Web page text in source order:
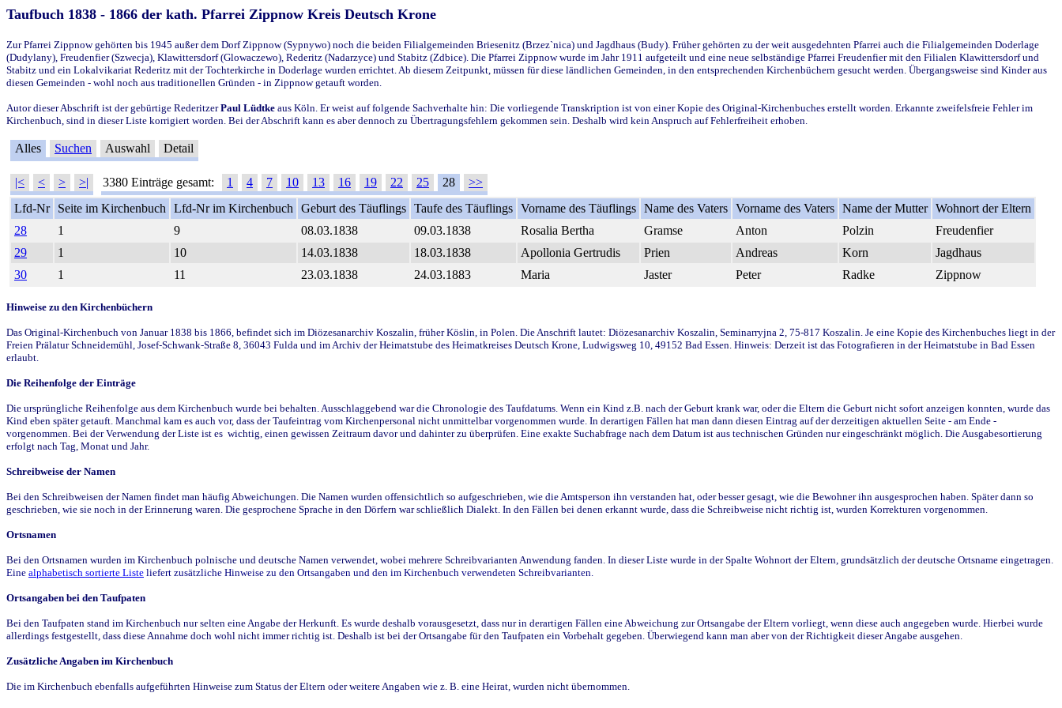
Taufbuch 1838 - 1866 der kath. Pfarrei Zippnow Kreis Deutsch Krone
Zur Pfarrei Zippnow gehörten bis 1945 außer dem Dorf Zippnow (Sypnywo) noch die beiden Filialgemeinden Briesenitz (Brzez`nica) und Jagdhaus (Budy). Früher gehörten zu der weit ausgedehnten Pfarrei auch die Filialgemeinden Doderlage
(Dudylany), Freudenfier (Szwecja), Klawittersdorf (Glowaczewo), Rederitz (Nadarzyce) und Stabitz (Zdbice). Die Pfarrei Zippnow wurde im Jahr 1911 aufgeteilt und eine neue selbständige Pfarrei Freudenfier mit den Filialen Klawittersdorf und
Stabitz und ein Lokalvikariat Rederitz mit der Tochterkirche in Doderlage wurden errichtet. Ab diesem Zeitpunkt, müssen für diese ländlichen Gemeinden, in den entsprechenden Kirchenbüchern gesucht werden. Übergangsweise sind Kinder aus
diesen Gemeinden - wohl noch aus traditionellen Gründen - in Zippnow getauft worden.
Autor dieser Abschrift ist der gebürtige RederitzerPaul Lüdtke aus Köln. Er weist auf folgende Sachverhalte hin: Die vorliegende Transkription ist von einer Kopie des Original-Kirchenbuches erstellt worden. Erkannte zweifelsfreie Fehler im
Kirchenbuch, sind in dieser Liste korrigiert worden. Bei der Abschrift kann es aber dennoch zu Übertragungsfehlern gekommen sein. Deshalb wird kein Anspruch auf Fehlerfreiheit erhoben.
Alles Suchen Auswahl Detail
|< < > >| 3380 Einträge gesamt: 1 4 7 10 13 16 19 22 25 28
>>
Lfd-Nr
Seite im Kirchenbuch Lfd-Nr im Kirchenbuch Geburt des Täuflings Taufe des Täuflings Vorname des Täuflings Name des Vaters Vorname des Vaters Name der Mutter Wohnort der Eltern
28
1 9 08.03.1838 09.03.1838 Rosalia Bertha Gramse Anton Polzin
Freudenfier
29
1 10 14.03.1838 18.03.1838 Apollonia Gertrudis Prien Andreas Korn
Jagdhaus
30
1 11 23.03.1838 24.03.1883 Maria Jaster Peter Radke Zippnow
Hinweise zu den Kirchenbüchern
Das Original-Kirchenbuch von Januar 1838 bis 1866, befindet sich im Diözesanarchiv Koszalin, früher Köslin, in Polen. Die Anschrift lautet: Diözesanarchiv Koszalin, Seminarryjna 2, 75-817 Koszalin. Je eine Kopie des Kirchenbuches liegt in der
Freien Prälatur Schneidemühl, Josef-Schwank-Straße 8, 36043 Fulda und im Archiv der Heimatstube des Heimatkreises Deutsch Krone, Ludwigsweg 10, 49152 Bad Essen. Hinweis: Derzeit ist das Fotografieren in der Heimatstube in Bad Essen
erlaubt.
Die Reihenfolge der Einträge
Die ursprüngliche Reihenfolge aus dem Kirchenbuch wurde bei behalten. Ausschlaggebend war die Chronologie des Taufdatums. Wenn ein Kind z.B. nach der Geburt krank war, oder die Eltern die Geburt nicht sofort anzeigen konnten, wurde das
Kind eben später getauft. Manchmal kam es auch vor, dass der Taufeintrag vom Kirchenpersonal nicht unmittelbar vorgenommen wurde. In derartigen Fällen hat man dann diesen Eintrag auf der derzeitigen aktuellen Seite - am Ende -
vorgenommen. Bei der Verwendung der Liste ist es wichtig, einen gewissen Zeitraum davor und dahinter zu überprüfen. Eine exakte Suchabfrage nach dem Datum ist aus technischen Gründen nur eingeschränkt möglich. Die Ausgabesortierung
erfolgt nach Tag, Monat und Jahr.
Schreibweise der Namen
Bei den Schreibweisen der Namen findet man häufig Abweichungen. Die Namen wurden offensichtlich so aufgeschrieben, wie die Amtsperson ihn verstanden hat, oder besser gesagt, wie die Bewohner ihn ausgesprochen haben. Später dann so
geschrieben, wie sie noch in der Erinnerung waren. Die gesprochene Sprache in den Dörfern war schließlich Dialekt. In den Fällen bei denen erkannt wurde, dass die Schreibweise nicht richtig ist, wurden Korrekturen vorgenommen.
Ortsnamen
Bei den Ortsnamen wurden im Kirchenbuch polnische und deutsche Namen verwendet, wobei mehrere Schreibvarianten Anwendung fanden. In dieser Liste wurde in der Spalte Wohnort der Eltern, grundsätzlich der deutsche Ortsname eingetragen.
Eine alphabetisch sortierte Liste liefert zusätzliche Hinweise zu den Ortsangaben und den im Kirchenbuch verwendeten Schreibvarianten.
Ortsangaben bei den Taufpaten
Bei den Taufpaten stand im Kirchenbuch nur selten eine Angabe der Herkunft. Es wurde deshalb vorausgesetzt, dass nur in derartigen Fällen eine Abweichung zur Ortsangabe der Eltern vorliegt, wenn diese auch angegeben wurde. Hierbei wurde
allerdings festgestellt, dass diese Annahme doch wohl nicht immer richtig ist. Deshalb ist bei der Ortsangabe für den Taufpaten ein Vorbehalt gegeben. Überwiegend kann man aber von der Richtigkeit dieser Angabe ausgehen.
Zusätzliche Angaben im Kirchenbuch
Die im Kirchenbuch ebenfalls aufgeführten Hinweise zum Status der Eltern oder weitere Angaben wie z. B. eine Heirat, wurden nicht übernommen.